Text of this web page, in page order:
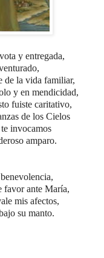
y entregada,
de la vida familiar,
y en mendicidad,
fuiste caritativo,
de los Cielos
invocamos
amparo.
favor ante María,
mis afectos,
su manto.